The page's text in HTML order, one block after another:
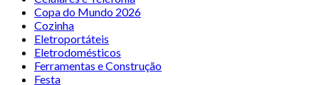
Copa do Mundo 2026
Cozinha
Eletroportáteis
Eletrodomésticos
Ferramentas e Construção
Festa